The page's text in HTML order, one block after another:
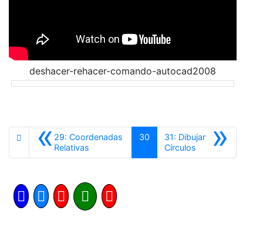
deshacer-rehacer-comando-autocad2008
«29: Coordenadas
Relativas
30 »
31: Dibujar
CírculosSiguiente